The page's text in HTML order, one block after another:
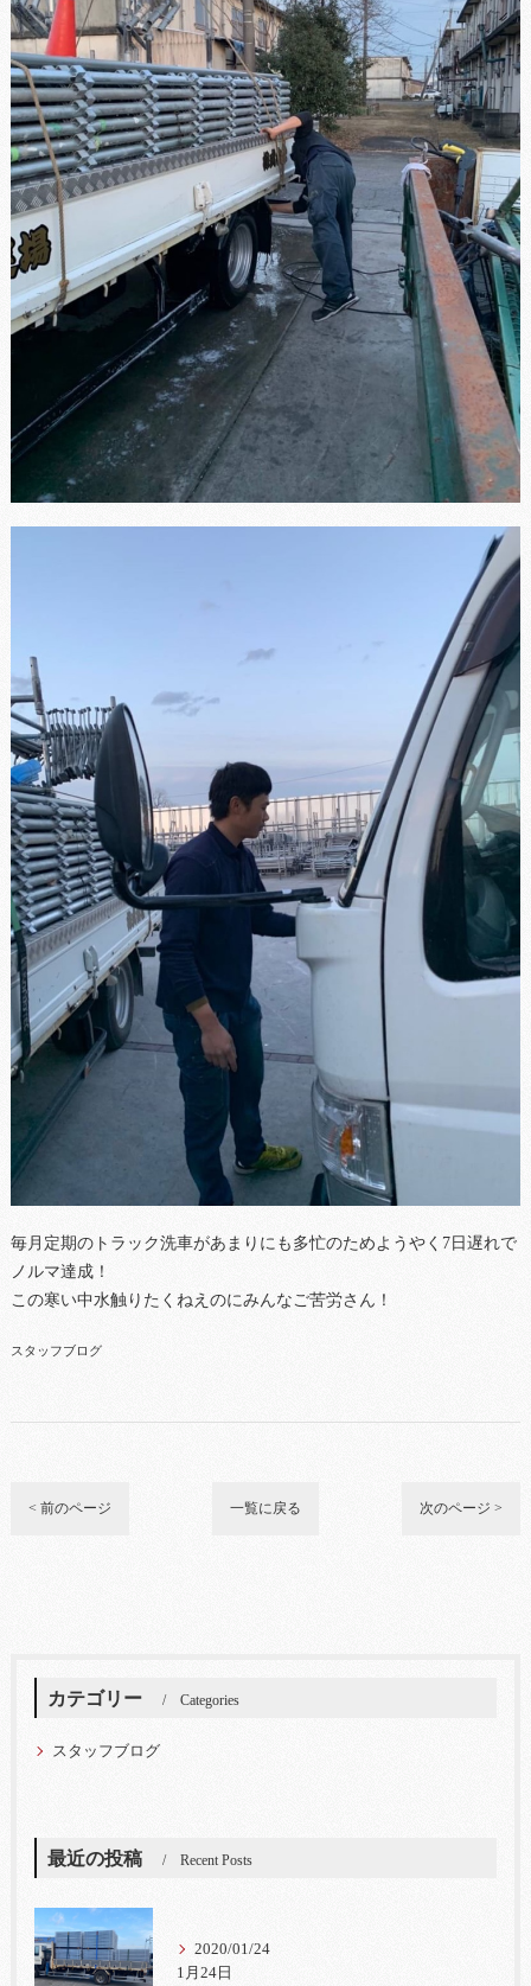
毎月定期のトラック洗車があまりにも多忙のためようやく7日遅れで
ノルマ達成！
この寒い中水触りたくねえのにみんなご苦労さん！
スタッフブログ
< 前のページ 一覧に戻る 次のページ >
カテゴリー Categories
スタッフブログ
最近の投稿 Recent Posts
2020/01/24
1月24日